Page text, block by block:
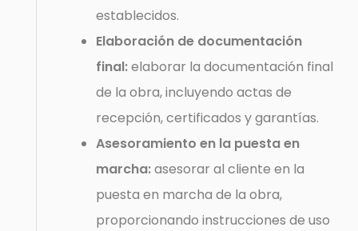
establecidos.
Elaboración de documentación
final:elaborar la documentación final
de la obra, incluyendo actas de
recepción, certificados y garantías.
Asesoramiento en la puesta en
marcha:asesorar al cliente en la
puesta en marcha de la obra,
proporcionando instrucciones de uso